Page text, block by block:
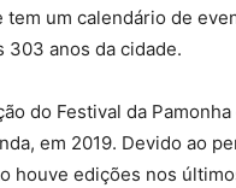
tem um calendário de
303 anos da cidade.
do Festival da
em 2019. Devido ao
houve edições nos